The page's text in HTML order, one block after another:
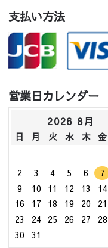
支払い方法
営業日カレンダー
2026 8月
日 月 火 水 木 金
2
3 4 5 6 7
9
10 11 12 13 14
16
17 18 19 20 21
23
24 25 26 27 28
30
31